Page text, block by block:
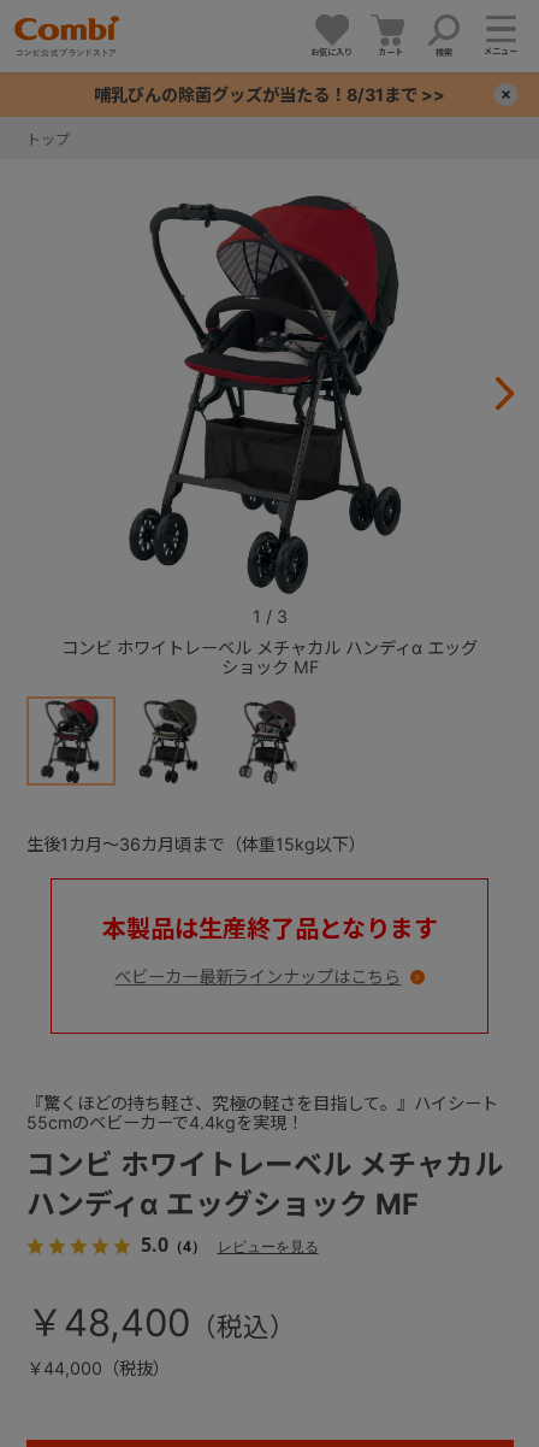
お気に入り カート 検索 メニュー
哺乳びんの除菌グッズが当たる！8/31まで >>
トップ
コンビ ホワイトレーベル メチャカル ハンディα エッグ
ショック MF
1 / 3
コンビ ホワイトレーベル メチャカル
ハンディα エッグショック MF
5.0（4） レビューを見る
『驚くほどの持ち軽さ、究極の軽さを目指して。』ハイシート
55cmのベビーカーで4.4kgを実現！
￥48,400
￥44,000（税抜）
生後1カ月～36カ月頃まで（体重15kg以下）
本製品は生産終了品となります
ベビーカー最新ラインナップはこちら